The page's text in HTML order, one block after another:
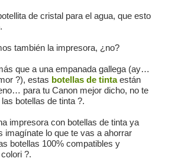
de cristal para el agua, que esto
también la impresora, ¿no?
que a una empanada gallega (ay…
?), estas botellas de tintaestán
para tu Canon mejor dicho, no te
botellas de tinta ?.
impresora con botellas de tinta ya
imagínate lo que te vas a ahorrar
botellas 100% compatibles y
?.